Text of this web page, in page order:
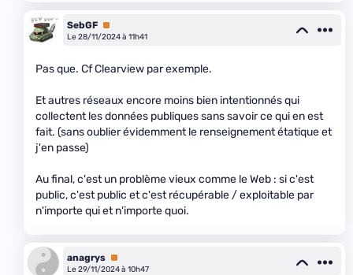
SebGF Premium
Le 28/11/2024 à 11h41
Pas que. Cf Clearview par exemple.
Et autres réseaux encore moins bien intentionnés qui
collectent les données publiques sans savoir ce qui en est
fait. (sans oublier évidemment le renseignement étatique et
j'en passe)
Au final, c'est un problème vieux comme le Web : si c'est
public, c'est public et c'est récupérable / exploitable par
n'importe qui et n'importe quoi.
anagrys Premium
Le 29/11/2024 à 10h47